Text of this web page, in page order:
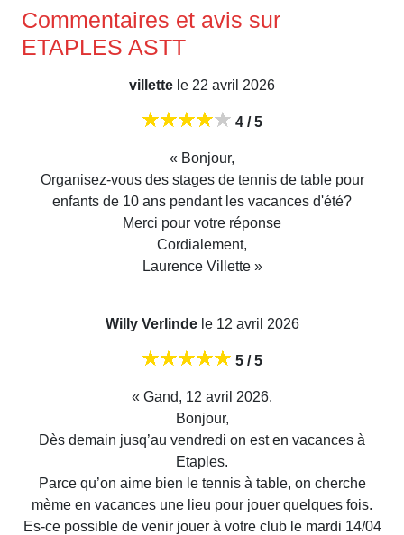
Commentaires et avis sur
ETAPLES ASTT
villette le 22 avril 2026
4 / 5
« Bonjour,
Organisez-vous des stages de tennis de table pour
enfants de 10 ans pendant les vacances d'été?
Merci pour votre réponse
Cordialement,
Laurence Villette »
Willy Verlindele 12 avril 2026
5 / 5
« Gand, 12 avril 2026.
Bonjour,
Dès demain jusq’au vendredi on est en vacances à
Etaples.
Parce qu’on aime bien le tennis à table, on cherche
mème en vacances une lieu pour jouer quelques fois.
Es-ce possible de venir jouer à votre club le mardi 14/04